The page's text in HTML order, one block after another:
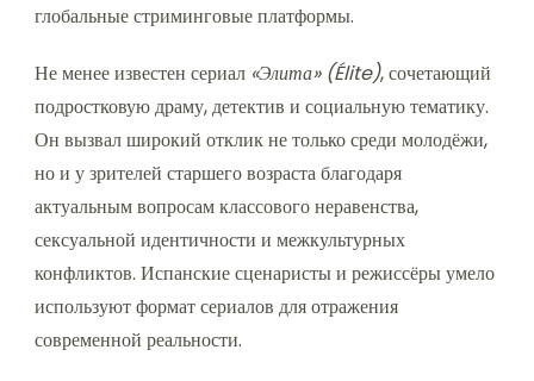
глобальные стриминговые платформы.
Не менее известен сериал «Элита» (Élite), сочетающий
подростковую драму, детектив и социальную тематику.
Он вызвал широкий отклик не только среди молодёжи,
но и у зрителей старшего возраста благодаря
актуальным вопросам классового неравенства,
сексуальной идентичности и межкультурных
конфликтов. Испанские сценаристы и режиссёры умело
используют формат сериалов для отражения
современной реальности.